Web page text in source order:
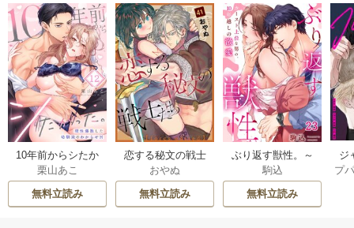
10年前からシたか
った。～理性爆散
した幼馴染のわか
らせＨ 12巻
栗山あこ
無料立読み
恋する秘文の戦士
たち【forcs edite
d】 43-44巻
おやぬ
無料立読み
ぶり返す獣性。～
カースト上位な男
の、10年越しの激
愛 23巻
駒込
無料立読み
ジ
ク
プ